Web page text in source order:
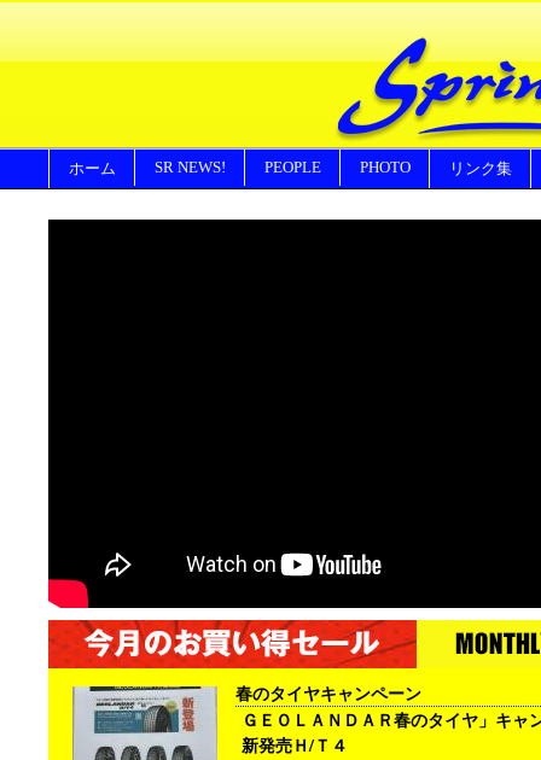
ホーム SR NEWS! PEOPLE PHOTO リンク集
春のタイヤキャンペーン
ＧＥＯＬＡＮＤＡＲ春のタイヤ」キャ
新発売Ｈ/Ｔ４